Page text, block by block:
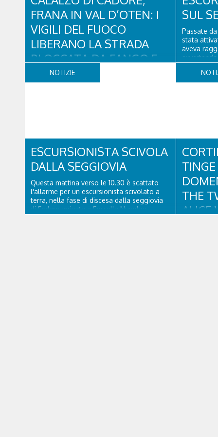
FRANA IN VAL D’OTEN: I
VIGILI DEL FUOCO
LIBERANO LA STRADA
BLOCCATA DA FANGO E
DETRITI
SUL
Passate
stata
aveva
Una
Vito di
NOTIZIE
ESCURSIONISTA SCIVOLA
DALLA SEGGIOVIA
Questa mattina verso le 10.30 è scattato
l'allarme per un escursionista scivolato a
terra, nella fase di discesa dalla seggiovia
di Fedare arrivata a Forcella Nuvolau.
TINGE
THE
ALICE